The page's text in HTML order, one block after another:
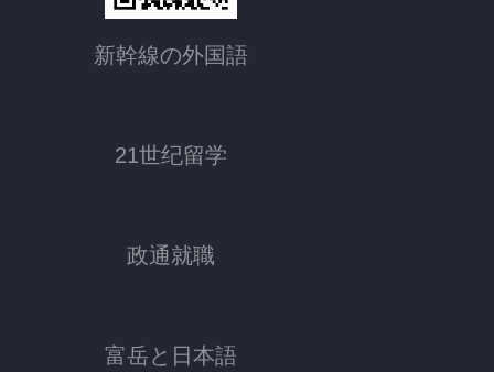
新幹線の外国語
21世纪留学
政通就職
富岳と日本語